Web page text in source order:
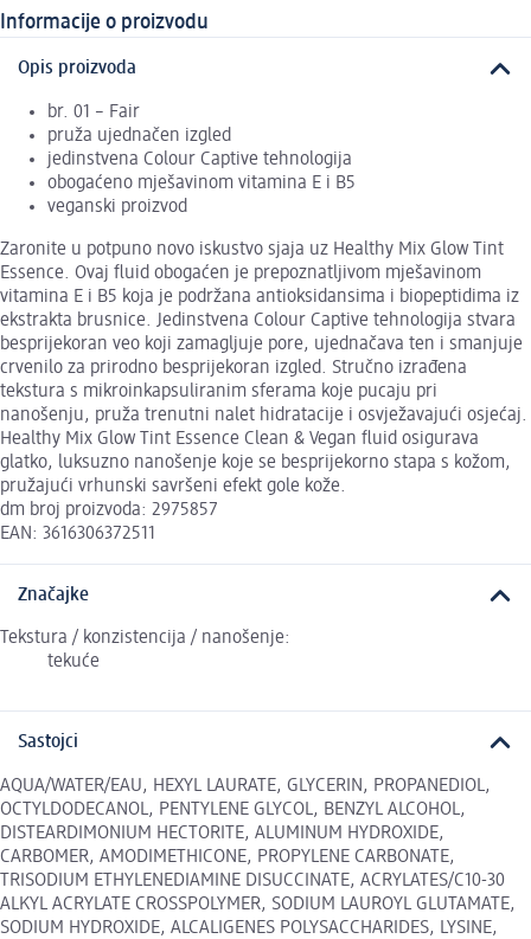
Informacije o proizvodu
Opis proizvoda
br. 01 – Fair
pruža ujednačen izgled
jedinstvena Colour Captive tehnologija
obogaćeno mješavinom vitamina E i B5
veganski proizvod
Zaronite u potpuno novo iskustvo sjaja uz Healthy Mix Glow Tint
Essence. Ovaj fluid obogaćen je prepoznatljivom mješavinom
vitamina E i B5 koja je podržana antioksidansima i biopeptidima iz
ekstrakta brusnice. Jedinstvena Colour Captive tehnologija stvara
besprijekoran veo koji zamagljuje pore, ujednačava ten i smanjuje
crvenilo za prirodno besprijekoran izgled. Stručno izrađena
tekstura s mikroinkapsuliranim sferama koje pucaju pri
nanošenju, pruža trenutni nalet hidratacije i osvježavajući osjećaj.
Healthy Mix Glow Tint Essence Clean & Vegan fluid osigurava
glatko, luksuzno nanošenje koje se besprijekorno stapa s kožom,
pružajući vrhunski savršeni efekt gole kože.
dm broj proizvoda: 2975857
EAN: 3616306372511
Značajke
Tekstura / konzistencija / nanošenje:
tekuće
Sastojci
AQUA/WATER/EAU, HEXYL LAURATE, GLYCERIN, PROPANEDIOL,
OCTYLDODECANOL, PENTYLENE GLYCOL, BENZYL ALCOHOL,
DISTEARDIMONIUM HECTORITE, ALUMINUM HYDROXIDE,
CARBOMER, AMODIMETHICONE, PROPYLENE CARBONATE,
TRISODIUM ETHYLENEDIAMINE DISUCCINATE, ACRYLATES/C10-30
ALKYL ACRYLATE CROSSPOLYMER, SODIUM LAUROYL GLUTAMATE,
SODIUM HYDROXIDE, ALCALIGENES POLYSACCHARIDES, LYSINE,